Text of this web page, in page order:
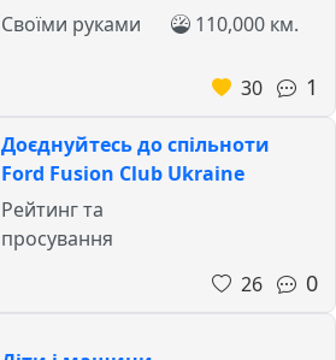
Своїми руками 110,000 км.
30 1
Доєднуйтесь до спільноти
Ford Fusion Club Ukraine
Рейтинг та
просування
26
0